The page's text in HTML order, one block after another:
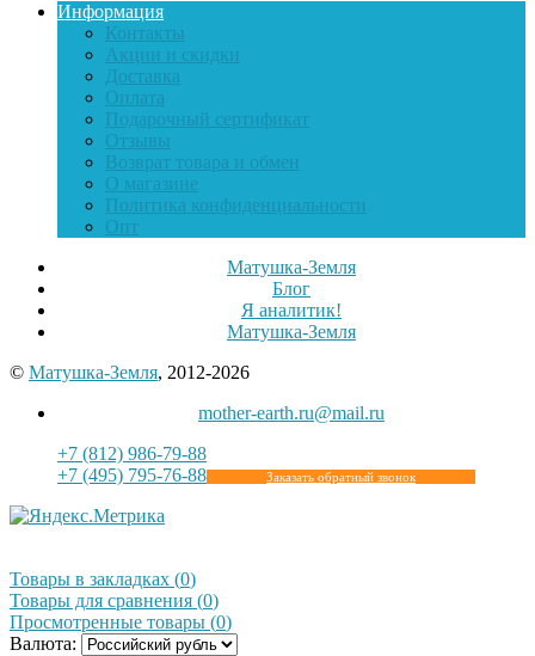
Информация
Контакты
Акции и скидки
Доставка
Оплата
Подарочный сертификат
Отзывы
Возврат товара и обмен
О магазине
Политика конфиденциальности
Опт
Матушка-Земля
Блог
Я аналитик!
Матушка-Земля
© Матушка-Земля, 2012-2026
mother-earth.ru@mail.ru
+7 (812) 986-79-88
+7 (495) 795-76-88
Заказать обратный звонок
Товары в закладках (0)
Товары для сравнения (0)
Просмотренные товары (0)
Валюта: